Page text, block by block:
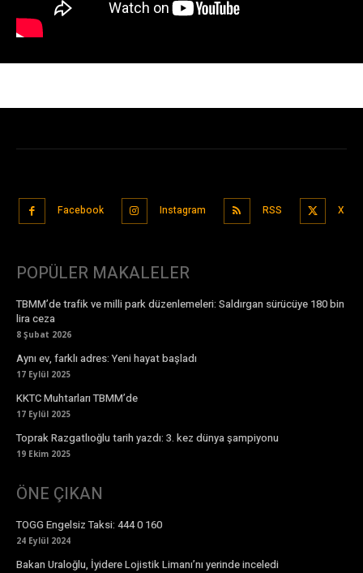
Facebook Instagram RSS X
POPÜLER MAKALELER
TBMM’de trafik ve milli park düzenlemeleri: Saldırgan sürücüye 180 bin
lira ceza
8 Şubat 2026
Aynı ev, farklı adres: Yeni hayat başladı
17 Eylül 2025
KKTC Muhtarları TBMM’de
17 Eylül 2025
Toprak Razgatlıoğlu tarih yazdı: 3. kez dünya şampiyonu
19 Ekim 2025
ÖNE ÇIKAN
TOGG Engelsiz Taksi: 444 0 160
24 Eylül 2024
Bakan Uraloğlu, İyidere Lojistik Limanı’nı yerinde inceledi